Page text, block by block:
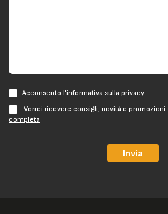
Acconsento l'informativa sulla privacy
Vorrei ricevere consigli, novità e
completa
Invia